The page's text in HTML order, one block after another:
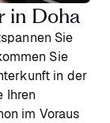
in Doha
Sie
Sie
in der
Ihren
im Voraus